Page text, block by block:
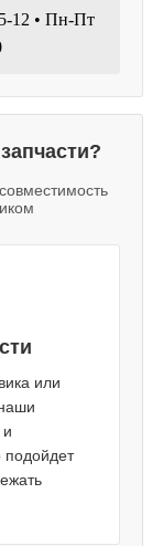
12 • Пн-Пт
или
подойдет